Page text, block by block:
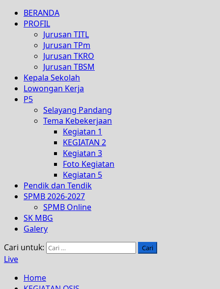
BERANDA
PROFIL
Jurusan TITL
Jurusan TPm
Jurusan TKRO
Jurusan TBSM
Kepala Sekolah
Lowongan Kerja
P5
Selayang Pandang
Tema Kebekerjaan
Kegiatan 1
KEGIATAN 2
Kegiatan 3
Foto Kegiatan
Kegiatan 5
Pendik dan Tendik
SPMB 2026-2027
SPMB Online
SK MBG
Galery
Cari untuk:
Live
Home